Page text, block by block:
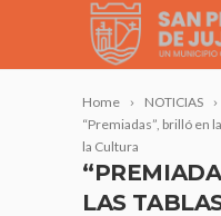
Home
NOTICIAS
“Premiadas”, brilló en
la Cultura
LAS